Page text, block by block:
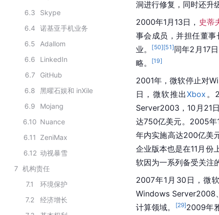
6.3
Skype
6.4
诺基亚手机业务
6.5
Adallom
6.6
LinkedIn
6.7
GitHub
6.8
黑曜石娱和 inXile
6.9
Mojang
6.10 Nuance
6.11
ZeniMax
6.12 动视暴雪
7 机构责任
7.1
环境保护
7.2
经济增长
洞进行修复，同时还升
2000年1月13日， 史蒂
事会成员，并担任董
业。
[50][51]同年2月17
略。
[19]
2001年，微软停止对
日， 微软推出Xbox 。
Server2003，10月21
达750亿美元。2005年
年内实施高达200亿美
企业版本也是在11月份
软因为一系列备受关注
2007年1月30日，微
Windows Server2008
计算领域。
[29]2009年